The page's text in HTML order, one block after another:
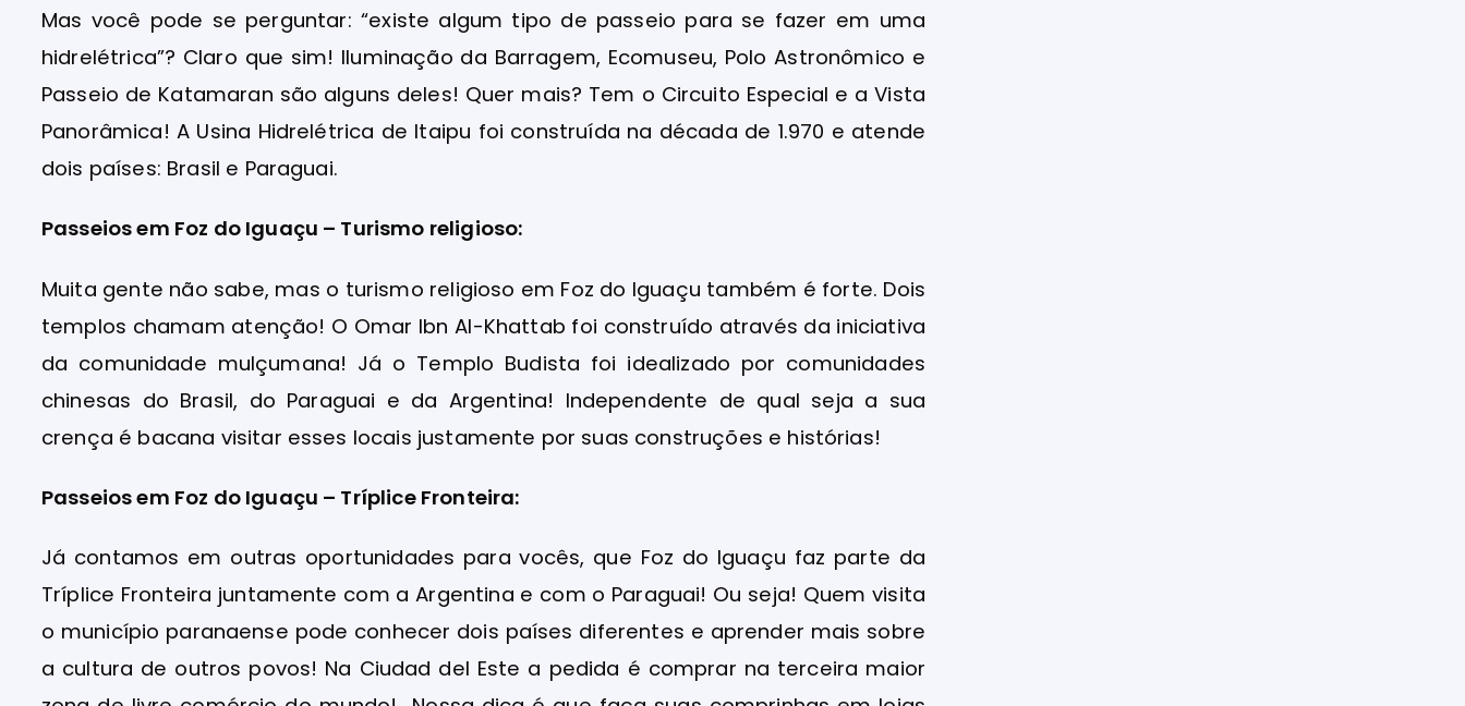
Mas você pode se perguntar: “existe algum tipo de passeio para se fazer em uma
hidrelétrica”? Claro que sim! Iluminação da Barragem, Ecomuseu, Polo Astronômico e
Passeio de Katamaran são alguns deles! Quer mais? Tem o Circuito Especial e a Vista
Panorâmica! A Usina Hidrelétrica de Itaipu foi construída na década de 1.970 e atende
dois países: Brasil e Paraguai.
Passeios em Foz do Iguaçu – Turismo religioso:
Muita gente não sabe, mas o turismo religioso em Foz do Iguaçu também é forte. Dois
templos chamam atenção! O Omar Ibn Al-Khattab foi construído através da iniciativa
da comunidade mulçumana! Já o Templo Budista foi idealizado por comunidades
chinesas do Brasil, do Paraguai e da Argentina! Independente de qual seja a sua
crença é bacana visitar esses locais justamente por suas construções e histórias!
Passeios em Foz do Iguaçu – Tríplice Fronteira:
Já contamos em outras oportunidades para vocês, que Foz do Iguaçu faz parte da
Tríplice Fronteira juntamente com a Argentina e com o Paraguai! Ou seja! Quem visita
o município paranaense pode conhecer dois países diferentes e aprender mais sobre
a cultura de outros povos! Na Ciudad del Este a pedida é comprar na terceira maior